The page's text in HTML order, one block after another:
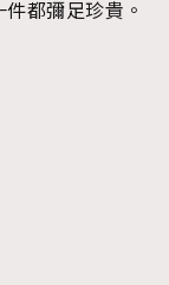
都彌足珍貴。